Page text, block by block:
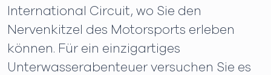
International Circuit, wo Sie den
Nervenkitzel des Motorsports erleben
können. Für ein einzigartiges
Unterwasserabenteuer versuchen Sie es